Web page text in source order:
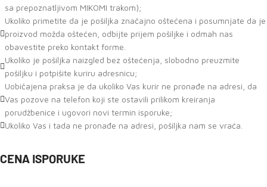
sa prepoznatljivom MIKOMI trakom);
Ukoliko primetite da je pošiljka značajno oštećena i posumnjate da je
proizvod možda oštećen, odbijte prijem pošiljke i odmah nas
obavestite preko kontakt forme.
Ukoliko je pošiljka naizgled bez oštećenja, slobodno preuzmite
pošiljku i potpišite kuriru adresnicu;
Uobičajena praksa je da ukoliko Vas kurir ne pronađe na adresi, da
Vas pozove na telefon koji ste ostavili prilikom kreiranja
porudžbenice i ugovori novi termin isporuke;
Ukoliko Vas i tada ne pronađe na adresi, pošiljka nam se vraća.
CENA ISPORUKE